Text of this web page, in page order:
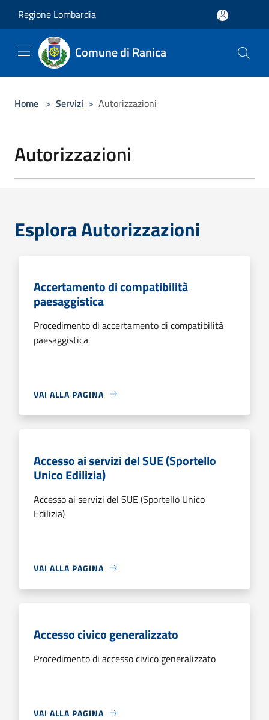
Regione Lombardia
Comune di Ranica
Home > Servizi > Autorizzazioni
Autorizzazioni
Esplora Autorizzazioni
Accertamento di compatibilità
paesaggistica
Procedimento di accertamento di compatibilità
paesaggistica
VAI ALLA PAGINA
Accesso ai servizi del SUE (Sportello
Unico Edilizia)
Accesso ai servizi del SUE (Sportello Unico
Edilizia)
VAI ALLA PAGINA
Accesso civico generalizzato
Procedimento di accesso civico generalizzato
VAI ALLA PAGINA